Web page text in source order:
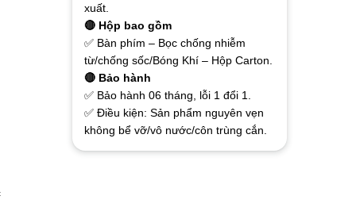
xuất.
🔴 Hộp bao gồm
✅ Bàn phím – Bọc chống nhiễm
từ/chống sốc/Bóng Khí – Hộp Carton.
🔴 Bảo hành
✅ Bảo hành 06 tháng, lỗi 1 đổi 1.
✅ Điều kiện: Sản phẩm nguyên vẹn
không bể vỡ/vô nước/côn trùng cắn.